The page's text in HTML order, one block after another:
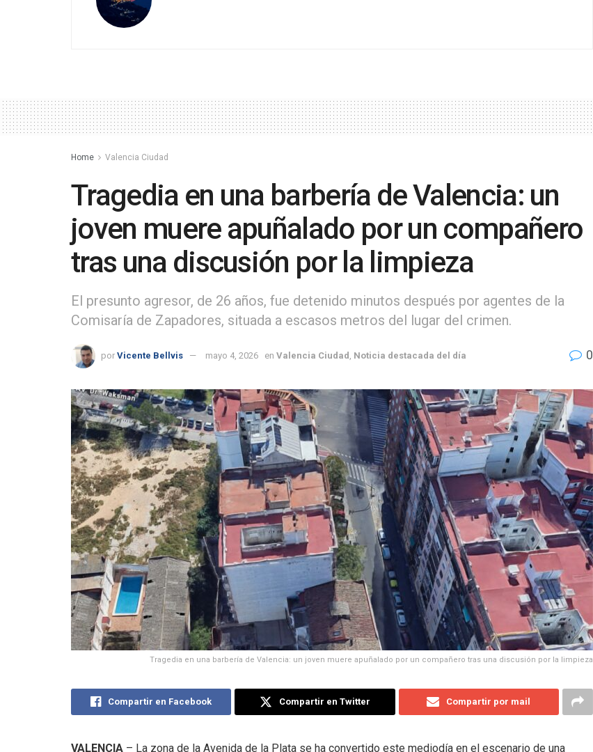
Home Valencia Ciudad
Tragedia en una barbería de Valencia: un
joven muere apuñalado por un compañero
tras una discusión por la limpieza
El presunto agresor, de 26 años, fue detenido minutos después por agentes de la
Comisaría de Zapadores, situada a escasos metros del lugar del crimen.
por Vicente Bellvis mayo 4, 2026 en Valencia Ciudad Noticia destacada del día 0
Tragedia en una barbería de Valencia: un joven muere apuñalado por un compañero tras una discusión por la limpieza
Compartir en Facebook Compartir en Twitter Compartir por mail
VALENCIA – La zona de la Avenida de la Plata se ha convertido este mediodía en el escenario de una